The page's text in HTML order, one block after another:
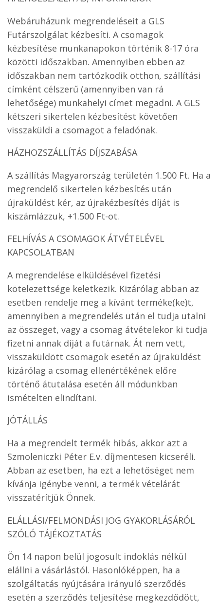
Webáruházunk megrendeléseit a GLS
Futárszolgálat kézbesíti. A csomagok
kézbesítése munkanapokon történik 8-17 óra
közötti időszakban. Amennyiben ebben az
időszakban nem tartózkodik otthon, szállítási
címként célszerű (amennyiben van rá
lehetősége) munkahelyi címet megadni. A GLS
kétszeri sikertelen kézbesítést követően
visszaküldi a csomagot a feladónak.
HÁZHOZSZÁLLÍTÁS DÍJSZABÁSA
A szállítás Magyarország területén 1.500 Ft. Ha a
megrendelő sikertelen kézbesítés után
újraküldést kér, az újrakézbesítés díját is
kiszámlázzuk, +1.500 Ft-ot.
FELHÍVÁS A CSOMAGOK ÁTVÉTELÉVEL
KAPCSOLATBAN
A megrendelése elküldésével fizetési
kötelezettsége keletkezik. Kizárólag abban az
esetben rendelje meg a kívánt terméke(ke)t,
amennyiben a megrendelés után el tudja utalni
az összeget, vagy a csomag átvételekor ki tudja
fizetni annak díját a futárnak. Át nem vett,
visszaküldött csomagok esetén az újraküldést
kizárólag a csomag ellenértékének előre
történő átutalása esetén áll módunkban
ismételten elindítani.
JÓTÁLLÁS
Ha a megrendelt termék hibás, akkor azt a
Szmoleniczki Péter E.v. díjmentesen kicseréli.
Abban az esetben, ha ezt a lehetőséget nem
kívánja igénybe venni, a termék vételárát
visszatérítjük Önnek.
ELÁLLÁSI/FELMONDÁSI JOG GYAKORLÁSÁRÓL
SZÓLÓ TÁJÉKOZTATÁS
Ön 14 napon belül jogosult indoklás nélkül
elállni a vásárlástól. Hasonlóképpen, ha a
szolgáltatás nyújtására irányuló szerződés
esetén a szerződés teljesítése megkezdődött,